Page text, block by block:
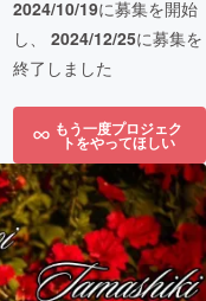
2024/10/19に募集を開始
し、 2024/12/25に募集を
終了しました
もう一度プロジェク
トをやってほしい